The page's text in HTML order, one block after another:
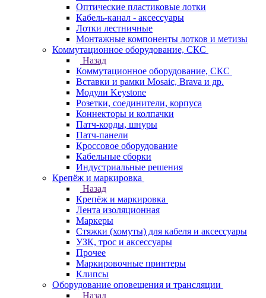
Оптические пластиковые лотки
Кабель-канал - аксессуары
Лотки лестничные
Монтажные компоненты лотков и метизы
Коммутационное оборудование, СКС
Назад
Коммутационное оборудование, СКС
Вставки и рамки Mosaic, Brava и др.
Модули Keystone
Розетки, соединители, корпуса
Коннекторы и колпачки
Патч-корды, шнуры
Патч-панели
Кроссовое оборудование
Кабельные сборки
Индустриальные решения
Крепёж и маркировка
Назад
Крепёж и маркировка
Лента изоляционная
Маркеры
Стяжки (хомуты) для кабеля и аксессуары
УЗК, трос и аксессуары
Прочее
Маркировочные принтеры
Клипсы
Оборудование оповещения и трансляции
Назад